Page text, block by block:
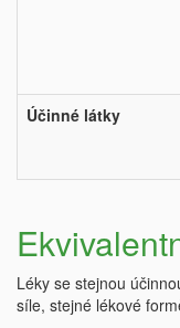
Účinné látky
Léky se stejnou
síle, stejné lékové